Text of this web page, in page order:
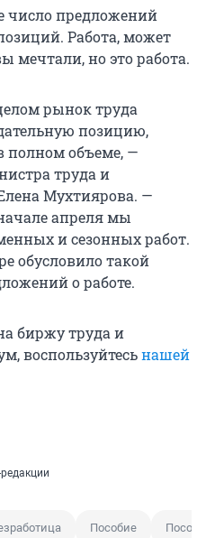
число предложений
Работа, может
мечтали, но это работа.
рынок труда
позицию,
полном объеме, —
труда и
Мухтиярова. —
апреля мы
и сезонных работ.
обусловило такой
о работе.
биржу труда и
воспользуйтесьнашей
Пособие